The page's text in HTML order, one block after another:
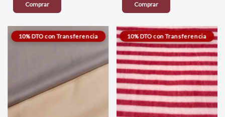
Comprar Comprar